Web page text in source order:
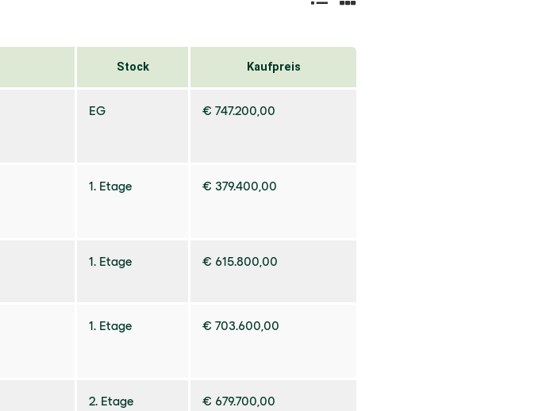
Stock Kaufpreis
EG € 747.200,00
1. Etage € 379.400,00
1. Etage € 615.800,00
1. Etage € 703.600,00
2. Etage € 679.700,00